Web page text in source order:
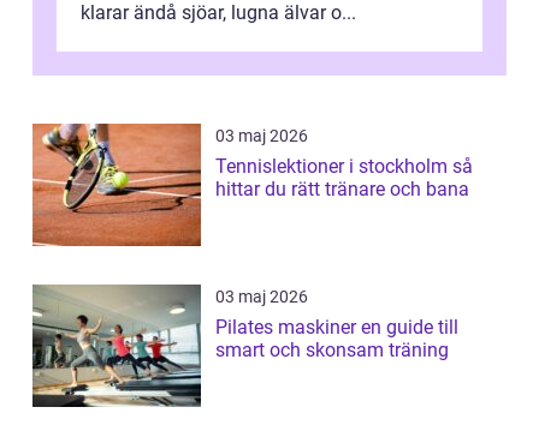
klarar ändå sjöar, lugna älvar o...
03 maj 2026
Tennislektioner i stockholm så
hittar du rätt tränare och bana
03 maj 2026
Pilates maskiner en guide till
smart och skonsam träning